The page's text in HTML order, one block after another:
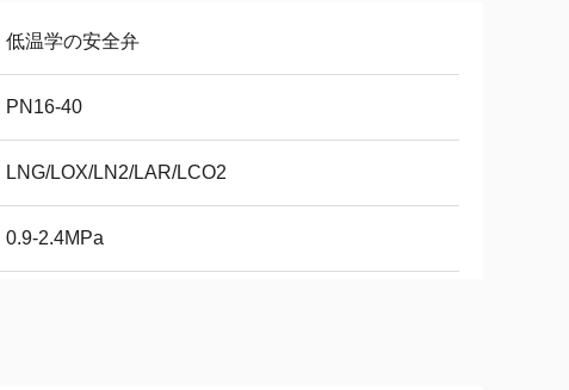
低温学の安全弁
PN16-40
LNG/LOX/LN2/LAR/LCO2
0.9-2.4MPa